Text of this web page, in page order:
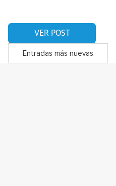
VER POST
Entradas más nuevas